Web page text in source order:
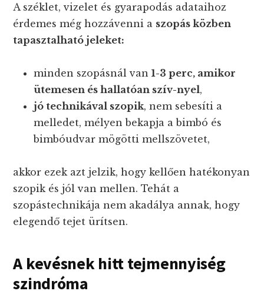
A széklet, vizelet és gyarapodás adataihoz
érdemes még hozzávenni a szopás közben
tapasztalható jeleket:
minden szopásnál van1-3 perc, amikor
ütemesen és hallatóan szív-nyel,
jó technikával szopik, nem sebesíti a
melledet, mélyen bekapja a bimbó és
bimbóudvar mögötti mellszövetet,
akkor ezek azt jelzik, hogy kellően hatékonyan
szopik és jól van mellen. Tehát a
szopástechnikája nem akadálya annak, hogy
elegendő tejet ürítsen.
A kevésnek hitt tejmennyiség
szindróma